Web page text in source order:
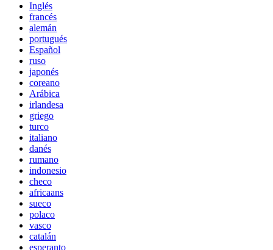
Inglés
francés
alemán
portugués
Español
ruso
japonés
coreano
Arábica
irlandesa
griego
turco
italiano
danés
rumano
indonesio
checo
africaans
sueco
polaco
vasco
catalán
esperanto